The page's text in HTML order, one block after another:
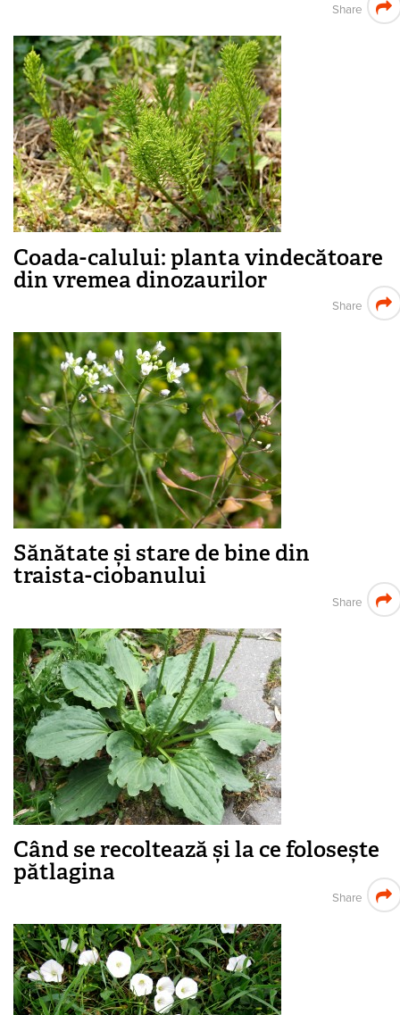
Share
Coada-calului: planta vindecătoare
din vremea dinozaurilor
Share
Sănătate și stare de bine din
traista-ciobanului
Share
Când se recoltează și la ce folosește
pătlagina
Share